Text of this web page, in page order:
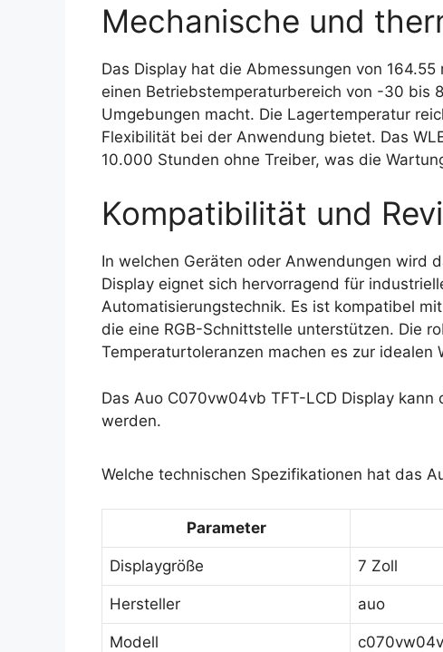
Mechanische und
Das Display hat die Abmessungen von
einen Betriebstemperaturbereich von -30 bis
Umgebungen macht. Die Lagertemperatur
Flexibilität bei der Anwendung bietet. Das
10.000 Stunden ohne Treiber, was die
Kompatibilität und
In welchen Geräten oder Anwendungen wird
Display eignet sich hervorragend für
Automatisierungstechnik. Es ist kompatibel
die eine RGB-Schnittstelle unterstützen. Die
Temperaturtoleranzen machen es zur idealen
Das Auo C070vw04vb TFT-LCD Display
werden.
Welche technischen Spezifikationen hat das
Parameter
Displaygröße 7 Zoll
Hersteller auo
Modell